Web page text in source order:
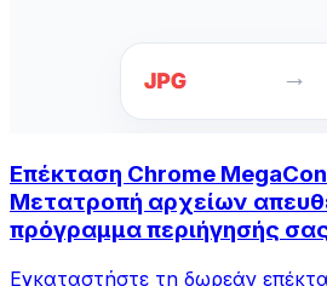
Επέκταση Chrome
Μετατροπή αρχείων
πρόγραμμα περιήγησής
Εγκαταστήστε τη δωρεάν